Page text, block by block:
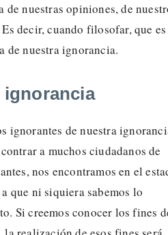
nuestras opiniones, de
decir, cuando filosofar, que
de nuestra ignorancia.
ignorancia
ignorantes de nuestra
a muchos ciudadanos de
nos encontramos en el
que ni siquiera sabemos lo
Si creemos conocer los fines